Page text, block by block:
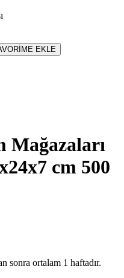
EKLE
Mağazaları
cm 500
sonra ortalam 1 haftadır.